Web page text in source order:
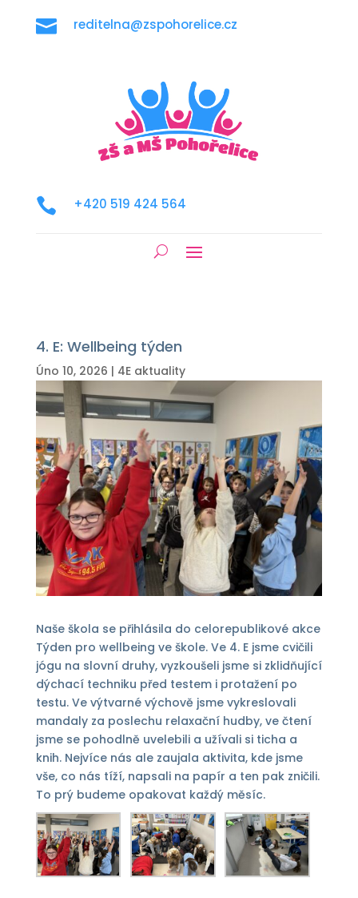
 reditelna@zspohorelice.cz
 +420 519 424 564
4. E: Wellbeing týden
Úno 10, 2026 | 4E aktuality
Naše škola se přihlásila do celorepublikové akce
Týden pro wellbeing ve škole. Ve 4. E jsme cvičili
jógu na slovní druhy, vyzkoušeli jsme si zklidňující
dýchací techniku před testem i protažení po
testu. Ve výtvarné výchově jsme vykreslovali
mandaly za poslechu relaxační hudby, ve čtení
jsme se pohodlně uvelebili a užívali si ticha a
knih. Nejvíce nás ale zaujala aktivita, kde jsme
vše, co nás tíží, napsali na papír a ten pak zničili.
To prý budeme opakovat každý měsíc.